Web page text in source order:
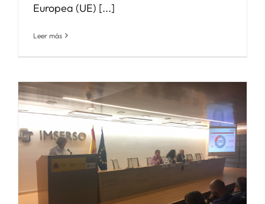
Europea (UE) [...]
Leer más